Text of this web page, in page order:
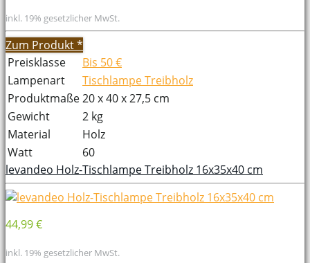
inkl. 19% gesetzlicher MwSt.
Zum Produkt*
Preisklasse
Bis 50 €
Lampenart
Tischlampe Treibholz
Produktmaße20 x 40 x 27,5 cm
Gewicht
2 kg
Material
Holz
Watt
60
levandeo Holz-Tischlampe Treibholz 16x35x40 cm
44,99 €
inkl. 19% gesetzlicher MwSt.